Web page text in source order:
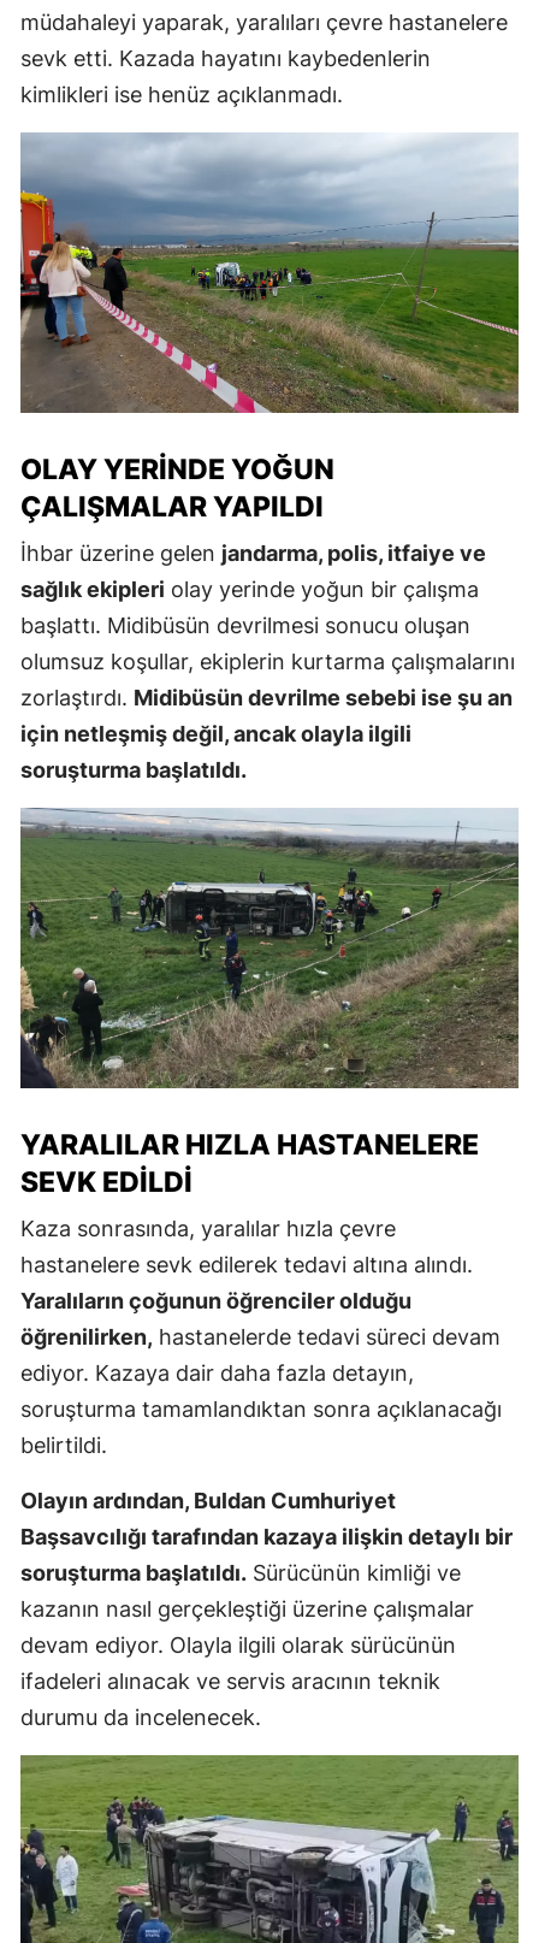
müdahaleyi yaparak, yaralıları çevre hastanelere
sevk etti. Kazada hayatını kaybedenlerin
kimlikleri ise henüz açıklanmadı.
OLAY YERINDE YOĞUN
ÇALIŞMALAR YAPILDI
İhbar üzerine gelen jandarma, polis, itfaiye ve
sağlık ekipleri olay yerinde yoğun bir çalışma
başlattı. Midibüsün devrilmesi sonucu oluşan
olumsuz koşullar, ekiplerin kurtarma çalışmalarını
zorlaştırdı. Midibüsün devrilme sebebi ise şu an
için netleşmiş değil, ancak olayla ilgili
soruşturma başlatıldı.
YARALILAR HIZLA HASTANELERE
SEVK EDILDI
Kaza sonrasında, yaralılar hızla çevre
hastanelere sevk edilerek tedavi altına alındı.
Yaralıların çoğunun öğrenciler olduğu
öğrenilirken, hastanelerde tedavi süreci devam
ediyor. Kazaya dair daha fazla detayın,
soruşturma tamamlandıktan sonra açıklanacağı
belirtildi.
Olayın ardından, Buldan Cumhuriyet
Başsavcılığı tarafından kazaya ilişkin detaylı bir
soruşturma başlatıldı. Sürücünün kimliği ve
kazanın nasıl gerçekleştiği üzerine çalışmalar
devam ediyor. Olayla ilgili olarak sürücünün
ifadeleri alınacak ve servis aracının teknik
durumu da incelenecek.